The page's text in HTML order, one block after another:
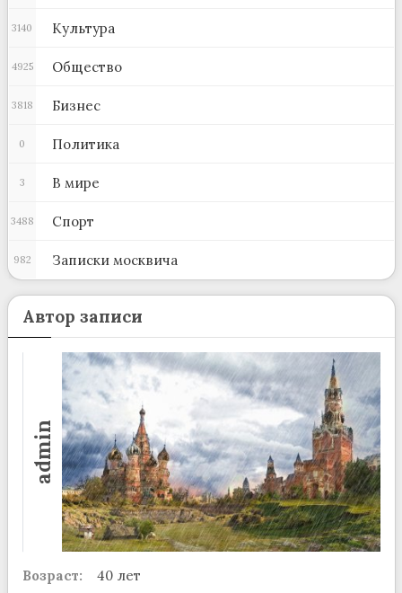
Культура
3140
Общество
4925
Бизнес
3818
Политика
0
В мире
3
Спорт
3488
Записки москвича
982
Автор записи
admin
Возраст:
40 лет